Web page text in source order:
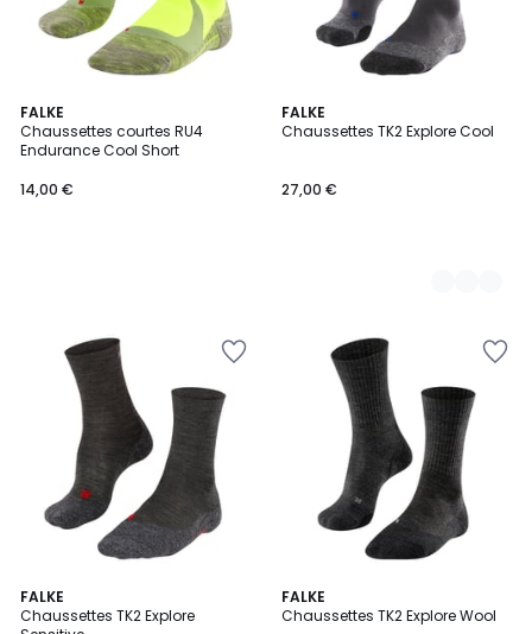
FALKE
Chaussettes courtes RU4
Endurance Cool Short
14,00 €
FALKE
Chaussettes TK2 Explore Cool
27,00 €
8
Couleurs
FALKE
Chaussettes TK2 Explore
2
Couleurs
FALKE
Chaussettes TK2 Explore Wool
5
/
5
Couleurs